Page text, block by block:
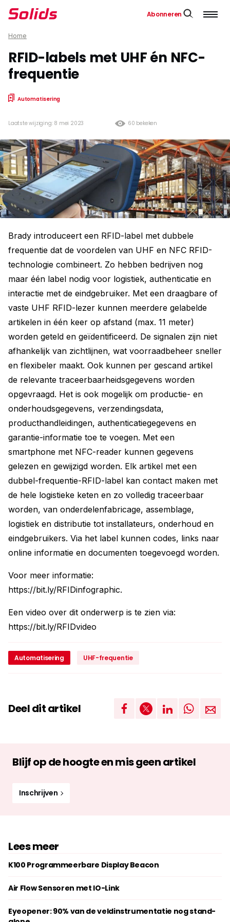
Abonneren
Home
RFID-labels met UHF én NFC-
frequentie
Automatisering
60 bekeken
Laatste wijziging: 8 mei 2023
Brady introduceert een RFID-label met dubbele
frequentie dat de voordelen van UHF en NFC RFID-
technologie combineert. Zo hebben bedrijven nog
maar één label nodig voor logistiek, authenticatie en
interactie met de eindgebruiker. Met een draagbare of
vaste UHF RFID-lezer kunnen meerdere gelabelde
artikelen in één keer op afstand (max. 11 meter)
worden geteld en geïdentificeerd. De signalen zijn niet
afhankelijk van zichtlijnen, wat voorraadbeheer sneller
en flexibeler maakt. Ook kunnen per gescand artikel
de relevante traceerbaarheidsgegevens worden
opgevraagd. Het is ook mogelijk om productie- en
onderhoudsgegevens, verzendingsdata,
producthandleidingen, authenticatiegegevens en
garantie-informatie toe te voegen. Met een
smartphone met NFC-reader kunnen gegevens
gelezen en gewijzigd worden. Elk artikel met een
dubbel-frequentie-RFID-label kan contact maken met
de hele logistieke keten en zo volledig traceerbaar
worden, van onderdelenfabricage, assemblage,
logistiek en distributie tot installateurs, onderhoud en
eindgebruikers. Via het label kunnen codes, links naar
online informatie en documenten toegevoegd worden.
Voor meer informatie:
https://bit.ly/RFIDinfographic.
Een video over dit onderwerp is te zien via:
https://bit.ly/RFIDvideo
Automatisering UHF-frequentie
Deel dit artikel
Blijf op de hoogte en mis geen artikel
Inschrijven
Lees meer
K100 Programmeerbare Display Beacon
Air Flow Sensoren met IO-Link
Eyeopener: 90% van de veldinstrumentatie nog stand-